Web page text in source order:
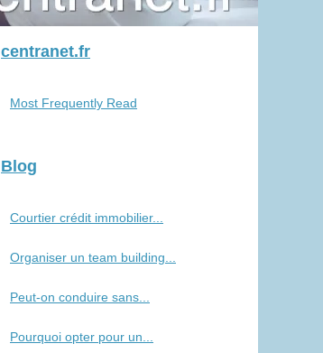
centranet.fr
Most Frequently Read
Blog
Courtier crédit immobilier...
Organiser un team building...
Peut-on conduire sans...
Pourquoi opter pour un...